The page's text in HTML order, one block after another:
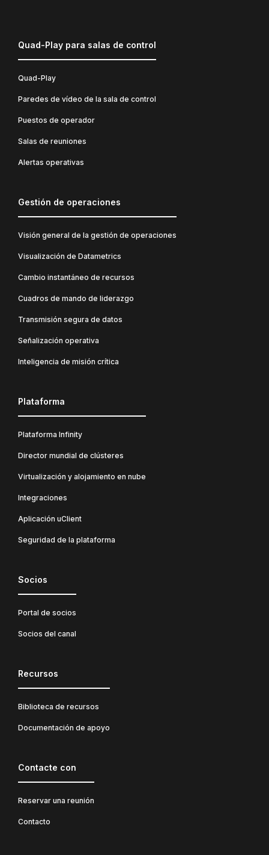
Quad-Play para salas de control
Quad-Play
Paredes de vídeo de la sala de control
Puestos de operador
Salas de reuniones
Alertas operativas
Gestión de operaciones
Visión general de la gestión de operaciones
Visualización de Datametrics
Cambio instantáneo de recursos
Cuadros de mando de liderazgo
Transmisión segura de datos
Señalización operativa
Inteligencia de misión crítica
Plataforma
Plataforma Infinity
Director mundial de clústeres
Virtualización y alojamiento en nube
Integraciones
Aplicación uClient
Seguridad de la plataforma
Socios
Portal de socios
Socios del canal
Recursos
Biblioteca de recursos
Documentación de apoyo
Contacte con
Reservar una reunión
Contacto